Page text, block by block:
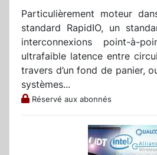
Particulièrement moteur
standard RapidIO, un
interconnexions point-à-
ultrafaible latence entre
travers d’un fond de panier,
systèmes...
Réservé aux abonnés